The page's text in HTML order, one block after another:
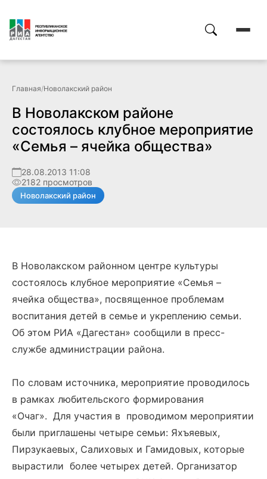
Главная/Новолакский район
В Новолакском районе
состоялось клубное мероприятие
«Семья – ячейка общества»
28.08.2013 11:08
2182 просмотров
Новолакский район
В Новолакском районном центре культуры
состоялось клубное мероприятие «Семья –
ячейка общества», посвященное проблемам
воспитания детей в семье и укреплению семьи.
Об этом РИА «Дагестан» сообщили в пресс-
службе администрации района.
По словам источника, мероприятие проводилось
в рамках любительского формирования
«Очаг». Для участия в проводимом мероприятии
были приглашены четыре семьи: Яхъяевых,
Пирзукаевых, Салиховых и Гамидовых, которые
вырастили более четырех детей. Организатор